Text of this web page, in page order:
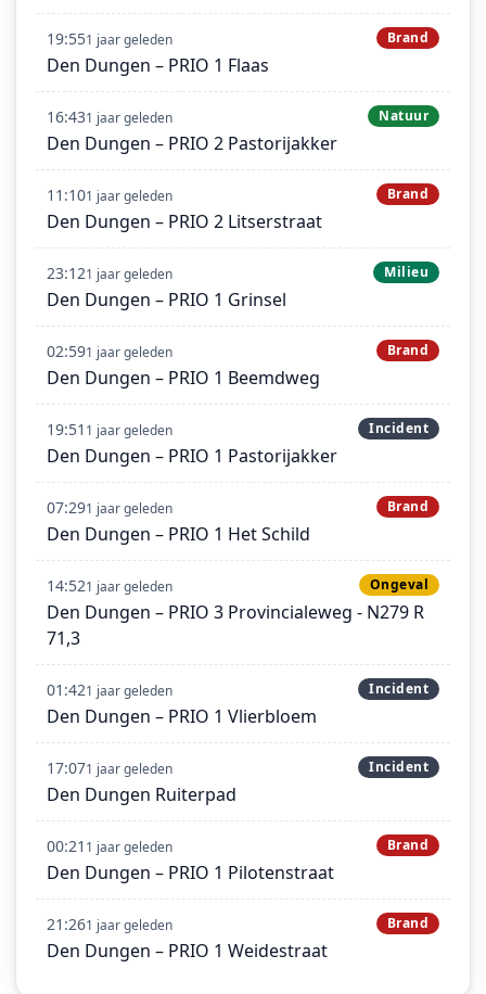
19:551 jaar geleden Brand
Den Dungen – PRIO 1 Flaas
16:431 jaar geleden Natuur
Den Dungen – PRIO 2 Pastorijakker
11:101 jaar geleden Brand
Den Dungen – PRIO 2 Litserstraat
23:121 jaar geleden Milieu
Den Dungen – PRIO 1 Grinsel
02:591 jaar geleden Brand
Den Dungen – PRIO 1 Beemdweg
19:51 1 jaar geleden Incident
Den Dungen – PRIO 1 Pastorijakker
07:291 jaar geleden Brand
Den Dungen – PRIO 1 Het Schild
14:521 jaar geleden Ongeval
Den Dungen – PRIO 3 Provincialeweg - N279 R
71,3
01:421 jaar geleden Incident
Den Dungen – PRIO 1 Vlierbloem
17:071 jaar geleden Incident
Den Dungen Ruiterpad
00:21 1 jaar geleden Brand
Den Dungen – PRIO 1 Pilotenstraat
21:261 jaar geleden Brand
Den Dungen – PRIO 1 Weidestraat